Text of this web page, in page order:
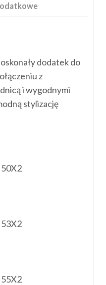
dodatek do
z
i wygodnymi
stylizację
50X2
53X2
55X2